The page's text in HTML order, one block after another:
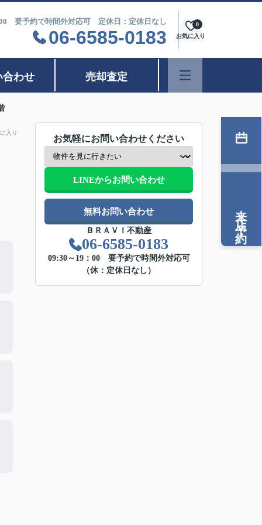
要予約で時間外対応可 定休日：定休日なし
06-6585-0183 お気に入り
0
合わせ 売却査定
入り
お気軽にお問い合わせください
LINEからお問い合わせ
無料お問い合わせ
ＢＲＡＶＩ不動産
06-6585-0183
09:30～19：00 要予約で時間外対応可
（休：定休日なし）
来店予約